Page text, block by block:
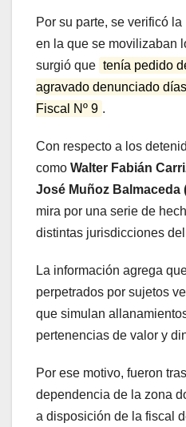
Por su parte, se verificó
en la que se movilizaban
surgió que tenía pedido
agravado denunciado
Fiscal Nº 9 .
Con respecto a los
como Walter Fabián
José Muñoz Balmaceda
mira por una serie de
distintas jurisdicciones
La información agrega
perpetrados por sujetos
que simulan
pertenencias de valor y
Por ese motivo, fueron
dependencia de la zona
a disposición de la fiscal